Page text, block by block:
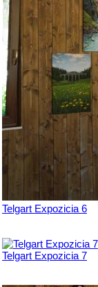
Telgart Expozicia 6
Telgart Expozicia 7